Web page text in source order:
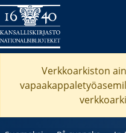
Verkkoarkiston